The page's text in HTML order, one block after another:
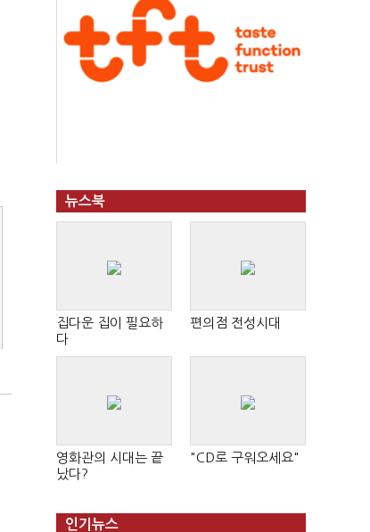
뉴스북
집다운 집이 필요하
다
편의점 전성시대
영화관의 시대는 끝
났다?
"CD로 구워오세요"
인기뉴스